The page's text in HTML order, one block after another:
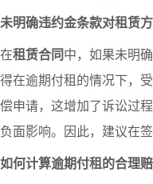
未明确违约金条款对租赁
在租赁合同中，如果未明
得在逾期付租的情况下，
偿申请，这增加了诉讼过
负面影响。因此，建议在
如何计算逾期付租的合理